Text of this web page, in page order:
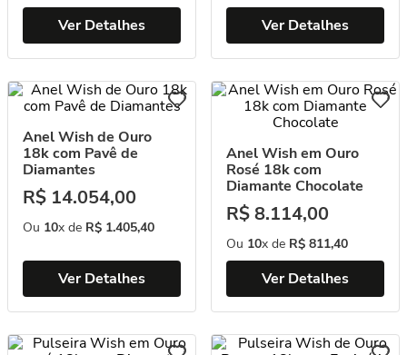
Ver Detalhes Ver Detalhes
Anel Wish de Ouro
18k com Pavê de
Diamantes
R$ 14.054,00
Ou 10x de R$ 1.405,40
Ver Detalhes
Anel Wish em Ouro
Rosé 18k com
Diamante Chocolate
R$8.114,00
Ou 10x de R$ 811,40
Ver Detalhes